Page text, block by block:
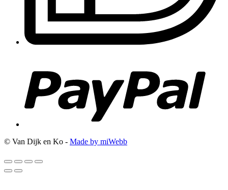
© Van Dijk en Ko - Made by miWebb